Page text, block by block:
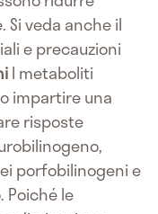
Si veda anche il
e precauzioni
I metaboliti
impartire una
risposte
porfobilinogeni e
Poiché le